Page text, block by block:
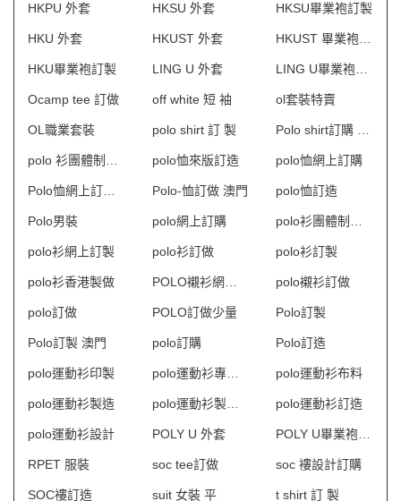
HKPU 外套 HKSU 外套 HKSU畢業袍訂製
HKU 外套 HKUST 外套
HKU畢業袍訂製 LING U 外套
Ocamp tee 訂做 off white 短 袖 ol套裝特賣
OL職業套裝 polo shirt 訂 製
polo恤來版訂造 polo恤網上訂購
Polo-恤訂做 澳門 polo恤訂造
Polo男裝 polo網上訂購
polo衫網上訂製 polo衫訂做 polo衫訂製
polo衫香港製做 polo襯衫訂做
polo訂做 POLO訂做少量 Polo訂製
Polo訂製 澳門 polo訂購 Polo訂造
polo運動衫印製 polo運動衫專門店 polo運動衫布料
polo運動衫製造 polo運動衫製造商香港 polo運動衫訂造
polo運動衫設計 POLY U 外套
RPET 服裝 soc tee訂做 soc 褸設計訂購
SOC褸訂造 suit 女裝 平 t shirt 訂 製